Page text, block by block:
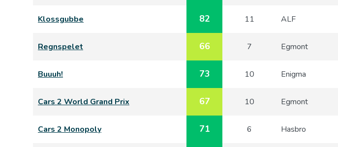
Klossgubbe 82 11 ALF
Regnspelet 66 7 Egmont
Buuuh! 73 10 Enigma
Cars 2 World Grand Prix 67 10 Egmont
Cars 2 Monopoly 71 6 Hasbro